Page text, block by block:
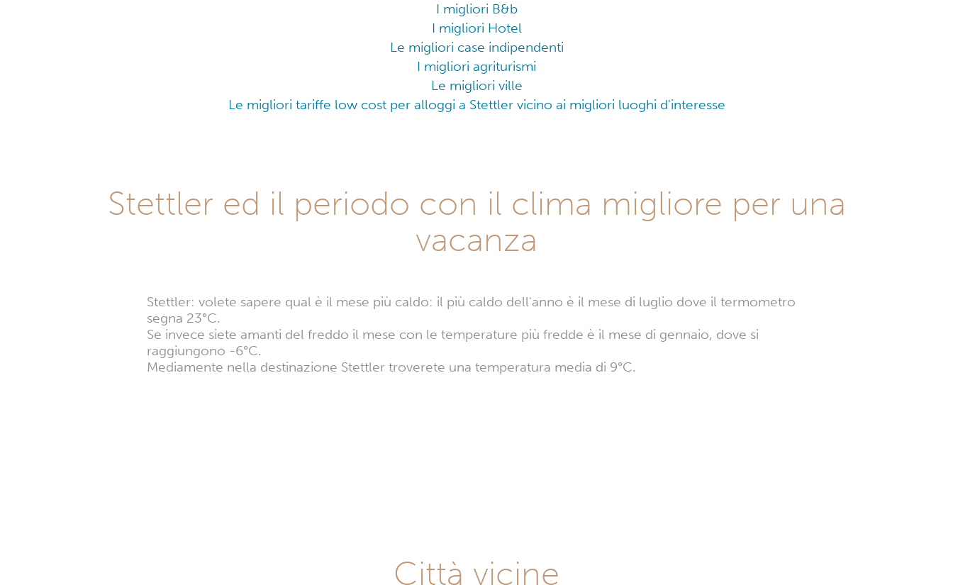
I migliori B&b
I migliori Hotel
Le migliori case indipendenti
I migliori agriturismi
Le migliori ville
Le migliori tariffe low cost per alloggi a Stettler vicino ai migliori luoghi d'interesse
Stettler ed il periodo con il clima migliore per una
vacanza
Stettler: volete sapere qual è il mese più caldo: il più caldo dell'anno è il mese di luglio dove il termometro
segna 23°C.
Se invece siete amanti del freddo il mese con le temperature più fredde è il mese di gennaio, dove si
raggiungono -6°C.
Mediamente nella destinazione Stettler troverete una temperatura media di 9°C.
Città vicine